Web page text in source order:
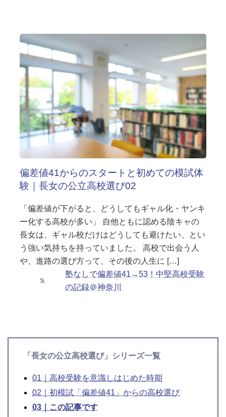
偏差値41からのスタートと初めての模試体
験｜長女の公立高校選び02
「偏差値が下がると、どうしてもギャル化・ヤンキ
ー化する高校が多い」 自他ともに認める陰キャの
長女は、ギャル校だけはどうしても避けたい、とい
う強い気持ちを持っていました。 高校で出会う人
や、進路の選び方って、その後の人生に […]
塾なしで偏差値41→53！中堅高校受験
の記録＠神奈川
「長女の公立高校選び」シリーズ一覧
01｜高校受験を意識しはじめた時期
02｜初模試「偏差値41」からの高校選び
03｜この記事です